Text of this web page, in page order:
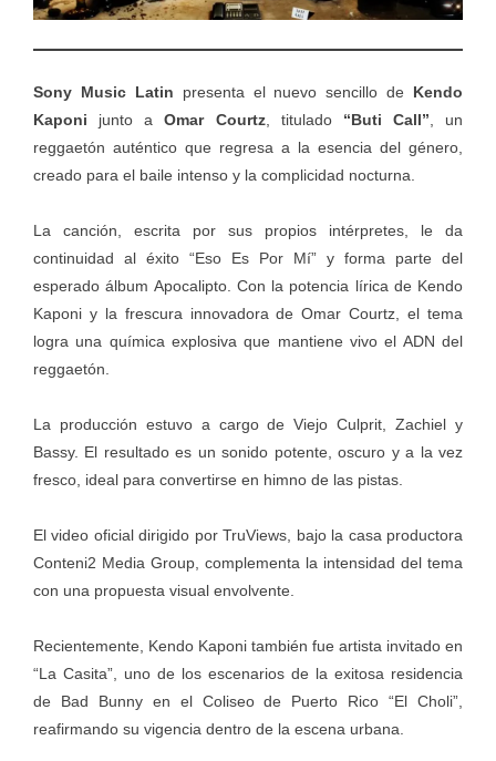
Sony Music Latin presenta el nuevo sencillo de Kendo
Kaponi junto aOmar Courtz, titulado “Buti Call” , un
reggaetón auténtico que regresa a la esencia del género,
creado para el baile intenso y la complicidad nocturna.
La canción, escrita por sus propios intérpretes, le da
continuidad al éxito “Eso Es Por Mí” y forma parte del
esperado álbum Apocalipto. Con la potencia lírica de Kendo
Kaponi y la frescura innovadora de Omar Courtz, el tema
logra una química explosiva que mantiene vivo el ADN del
reggaetón.
La producción estuvo a cargo de Viejo Culprit, Zachiel y
Bassy. El resultado es un sonido potente, oscuro y a la vez
fresco, ideal para convertirse en himno de las pistas.
El video oficial dirigido por TruViews, bajo la casa productora
Conteni2 Media Group, complementa la intensidad del tema
con una propuesta visual envolvente.
Recientemente, Kendo Kaponi también fue artista invitado en
“La Casita”, uno de los escenarios de la exitosa residencia
de Bad Bunny en el Coliseo de Puerto Rico “El Choli”,
reafirmando su vigencia dentro de la escena urbana.